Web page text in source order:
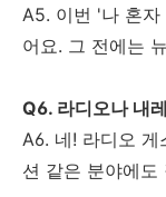
A5. 이번 '나 혼자
어요. 그 전에는
Q6. 라디오나 내
A6. 네! 라디오 게
션 같은 분야에도